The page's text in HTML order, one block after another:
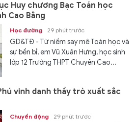
Huy chương Bạc Toán học
Cao Bằng
Học đường 29 phút trước
GD&TĐ - Từ niềm say mê Toán học và
sự bền bỉ, em Vũ Xuân Hưng, học sinh
lớp 12 Trường THPT Chuyên Cao...
vinh danh thầy trò xuất sắc
Chuyển động 29 phút trước